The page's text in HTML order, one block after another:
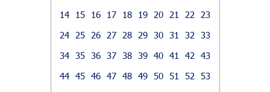
14
15 16 17 18 19 20 21 22
23
24
25 26 27 28 29 30 31 32
33
34 35 36 37 38 39 40 41 42
43
44 45 46 47 48 49 50 51 52
53